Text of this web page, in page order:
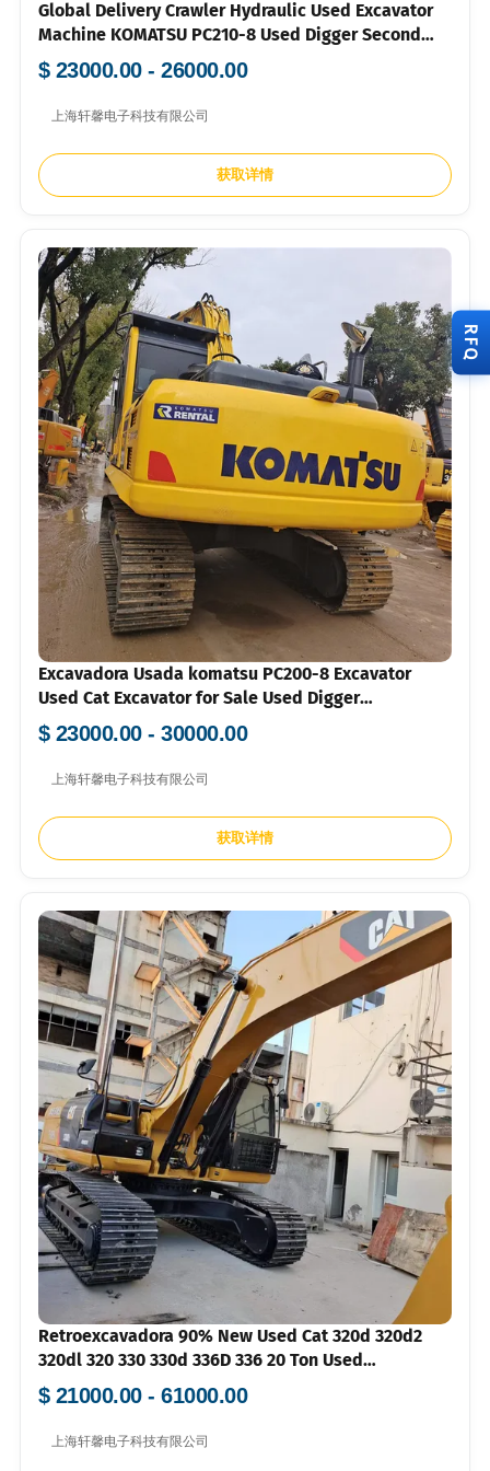
Global Delivery Crawler Hydraulic Used Excavator
Machine KOMATSU PC210-8 Used Digger Second
Hand Excavator PC210-7 220-8 Available Cheap
Price
$ 23000.00 - 26000.00
上海轩馨电子科技有限公司
获取详情
Excavadora Usada komatsu PC200-8 Excavator
Used Cat Excavator for Sale Used Digger
Secondhand 20t Excavator for Sale
$ 23000.00 - 30000.00
上海轩馨电子科技有限公司
获取详情
Retroexcavadora 90% New Used Cat 320d 320d2
320dl 320 330 330d 336D 336 20 Ton Used
Caterpillarr 320d Second Hand Excavator for Sale
$ 21000.00 - 61000.00
上海轩馨电子科技有限公司
RFQ